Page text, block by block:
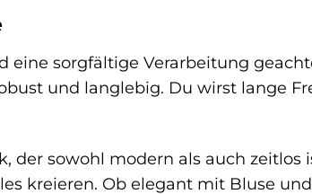
eine sorgfältige Verarbeitung
und langlebig. Du wirst lange
der sowohl modern als auch zeitlos
kreieren. Ob elegant mit Bluse